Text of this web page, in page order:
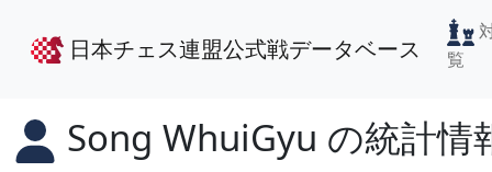
日本チェス連盟公式戦データベース
覧
Song WhuiGyu の統計情